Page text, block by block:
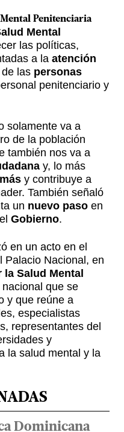
Penitenciaria
Mental
las políticas,
a la atención
las personas
penitenciario y
solamente va a
de la población
también nos va a
y, lo más
y contribuye a
También señaló
un nuevo paso en
Gobierno.
en un acto en el
Palacio Nacional, en
la Salud Mental
que se
y que reúne a
especialistas
representantes del
y
la salud mental y la
Dominicana